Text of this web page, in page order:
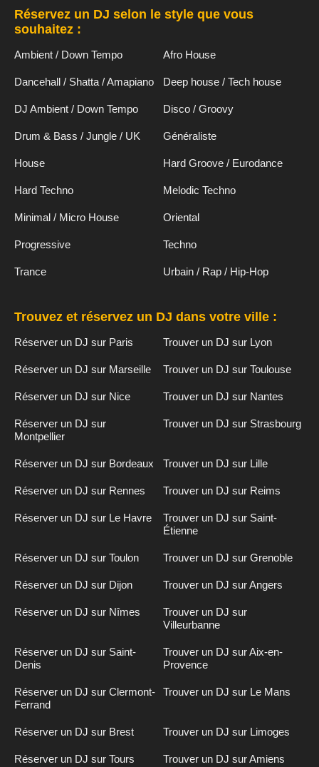
Réservez un DJ selon le style que vous
souhaitez :
Ambient / Down Tempo Afro House
Dancehall / Shatta / Amapiano Deep house / Tech house
DJ Ambient / Down Tempo Disco / Groovy
Drum & Bass / Jungle / UK Généraliste
House Hard Groove / Eurodance
Hard Techno Melodic Techno
Minimal / Micro House Oriental
Progressive Techno
Trance Urbain / Rap / Hip-Hop
Trouvez et réservez un DJ dans votre ville :
Réserver un DJ sur Paris Trouver un DJ sur Lyon
Réserver un DJ sur Marseille Trouver un DJ sur Toulouse
Réserver un DJ sur Nice Trouver un DJ sur Nantes
Réserver un DJ sur
Montpellier
Trouver un DJ sur Strasbourg
Réserver un DJ sur Bordeaux Trouver un DJ sur Lille
Réserver un DJ sur Rennes Trouver un DJ sur Reims
Réserver un DJ sur Le Havre
Trouver un DJ sur Saint-
Étienne
Réserver un DJ sur Toulon Trouver un DJ sur Grenoble
Réserver un DJ sur Dijon Trouver un DJ sur Angers
Réserver un DJ sur Nîmes
Trouver un DJ sur
Villeurbanne
Réserver un DJ sur Saint-
Denis
Trouver un DJ sur Aix-en-
Provence
Réserver un DJ sur Clermont-
Ferrand
Trouver un DJ sur Le Mans
Réserver un DJ sur Brest Trouver un DJ sur Limoges
Réserver un DJ sur Tours Trouver un DJ sur Amiens